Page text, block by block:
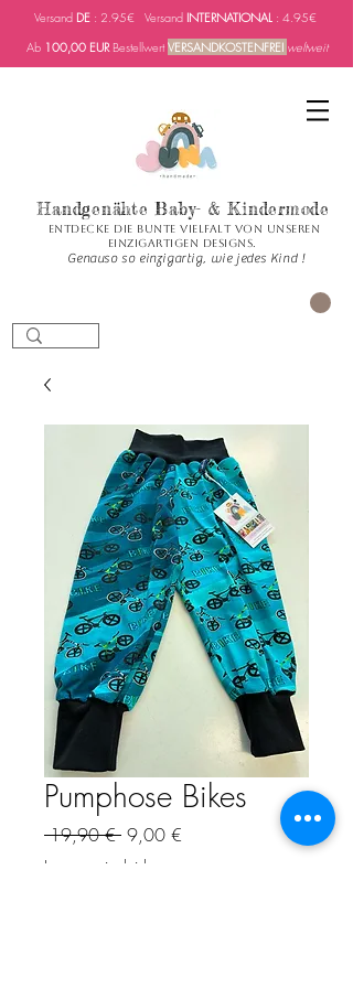
Versand DE : 2.95€ Versand INTERNATIONAL : 4.95€
Ab 100,00 EURBestellwertVERSANDKOSTENFREI weltweit
Handgenähte Baby- & Kindermode
Entdecke die bunte Vielfalt von unseren
einzigartigen Designs.
Genauso so einzigartig, wie jedes Kind !
Pumphose Bikes
19,90 € Precio
9,00 €
Impuesto incluido